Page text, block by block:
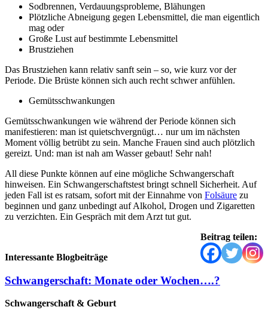
Sodbrennen, Verdauungsprobleme, Blähungen
Plötzliche Abneigung gegen Lebensmittel, die man eigentlich
mag oder
Große Lust auf bestimmte Lebensmittel
Brustziehen
Das Brustziehen kann relativ sanft sein – so, wie kurz vor der
Periode. Die Brüste können sich auch recht schwer anfühlen.
Gemütsschwankungen
Gemütsschwankungen wie während der Periode können sich
manifestieren: man ist quietschvergnügt… nur um im nächsten
Moment völlig betrübt zu sein. Manche Frauen sind auch plötzlich
gereizt. Und: man ist nah am Wasser gebaut! Sehr nah!
All diese Punkte können auf eine mögliche Schwangerschaft
hinweisen. Ein Schwangerschaftstest bringt schnell Sicherheit. Auf
jeden Fall ist es ratsam, sofort mit der Einnahme von Folsäure zu
beginnen und ganz unbedingt auf Alkohol, Drogen und Zigaretten
zu verzichten. Ein Gespräch mit dem Arzt tut gut.
Beitrag teilen:
Interessante Blogbeiträge
Schwangerschaft: Monate oder Wochen….?
Schwangerschaft & Geburt